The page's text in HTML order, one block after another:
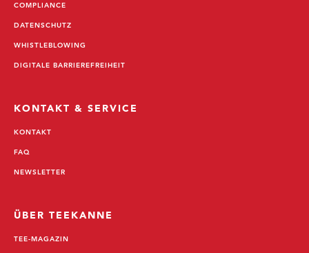
COMPLIANCE
DATENSCHUTZ
WHISTLEBLOWING
DIGITALE BARRIEREFREIHEIT
KONTAKT & SERVICE
KONTAKT
FAQ
NEWSLETTER
ÜBER TEEKANNE
TEE-MAGAZIN